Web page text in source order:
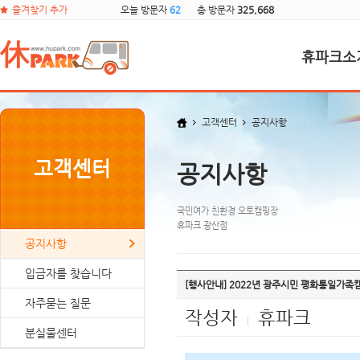
즐겨찾기 추가 오늘 방문자 62 총 방문자 325,668
휴파크소
고객센터
공지사항
입금자를 찾습니다
자주묻는 질문
분실물센터
고객센터 공지사항
공지사항
국민여가 친환경 오토캠핑장
휴파크 광산점
[행사안내] 2022년 광주시민 평화통일가족
작성자 휴파크